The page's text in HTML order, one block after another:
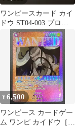
ワンピースカード カイ
ドウ ST04-003 プロモ
ーションパック
¥6,500
ワンピース カードゲー
ム ワンピ カイドウ［ス